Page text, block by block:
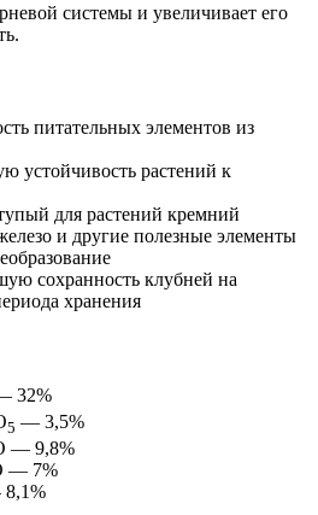
системы и увеличивает его
питательных элементов из
устойчивость растений к
для растений кремний
и другие полезные элементы
сохранность клубней на
хранения
32%
5 — 3,5%
— 9,8%
— 7%